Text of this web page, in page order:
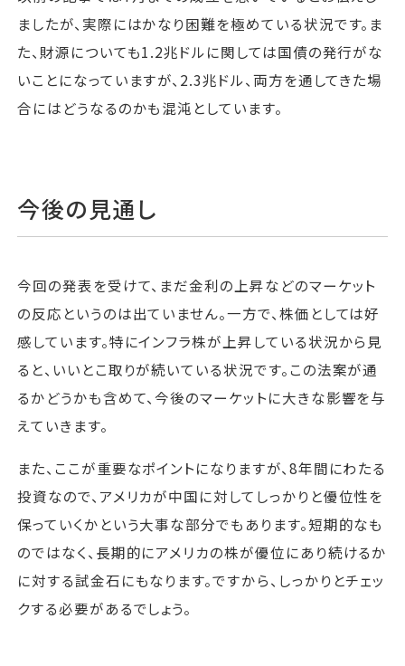
ましたが、実際にはかなり困難を極めている状況です。ま
た、財源についても1.2兆ドルに関しては国債の発行がな
いことになっていますが、2.3兆ドル、両方を通してきた場
合にはどうなるのかも混沌としています。
今後の見通し
今回の発表を受けて、まだ金利の上昇などのマーケット
の反応というのは出ていません。一方で、株価としては好
感しています。特にインフラ株が上昇している状況から見
ると、いいとこ取りが続いている状況です。この法案が通
るかどうかも含めて、今後のマーケットに大きな影響を与
えていきます。
また、ここが重要なポイントになりますが、8年間にわたる
投資なので、アメリカが中国に対してしっかりと優位性を
保っていくかという大事な部分でもあります。短期的なも
のではなく、長期的にアメリカの株が優位にあり続けるか
に対する試金石にもなります。ですから、しっかりとチェッ
クする必要があるでしょう。